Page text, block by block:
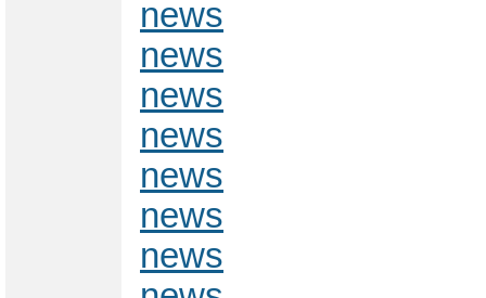
news
news
news
news
news
news
news